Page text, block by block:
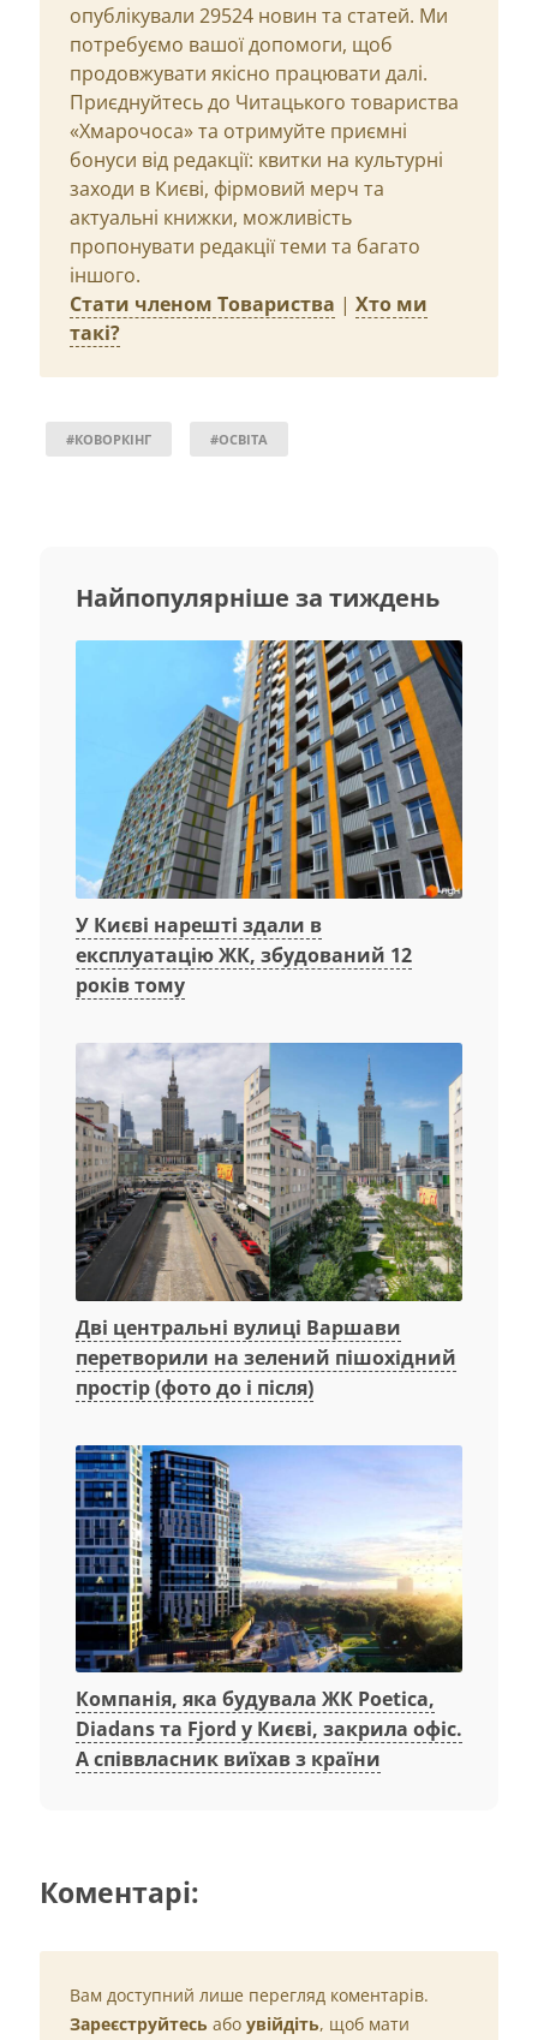
опублікували 29524 новин та статей. Ми
потребуємо вашої допомоги, щоб
продовжувати якісно працювати далі.
Приєднуйтесь до Читацького товариства
«Хмарочоса» та отримуйте приємні
бонуси від редакції: квитки на культурні
заходи в Києві, фірмовий мерч та
актуальні книжки, можливість
пропонувати редакції теми та багато
іншого.
Стати членом Товариства | Хто ми
такі?
#КОВОРКІНГ #ОСВІТА
Найпопулярніше за тиждень
У Києві нарешті здали в
експлуатацію ЖК, збудований 12
років тому
Дві центральні вулиці Варшави
перетворили на зелений пішохідний
простір (фото до і після)
Компанія, яка будувала ЖК Poetica,
Diadans та Fjord у Києві, закрила офіс.
А співвласник виїхав з країни
Коментарі:
Вам доступний лише перегляд коментарів.
Зареєструйтесь або увійдіть, щоб мати